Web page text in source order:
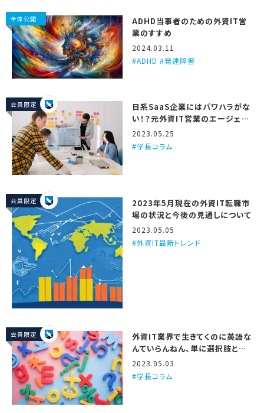
全体公開
ADHD当事者のための外資IT営
業のすすめ
2024.03.11
ADHD #発達障害
会員限定
日系SaaS企業にはパワハラがな
い！？元外資IT営業のエージェン
トが3つの理由を解説するで！
2023.05.25
学長コラム
会員限定
2023年5月現在の外資IT転職市
場の状況と今後の見通しについて
2023.05.05
外資IT最新トレンド
会員限定
外資IT業界で生きてくのに英語な
んていらんねん、単に選択肢と仕
事の面白さが減るだけや
2023.05.03
学長コラム